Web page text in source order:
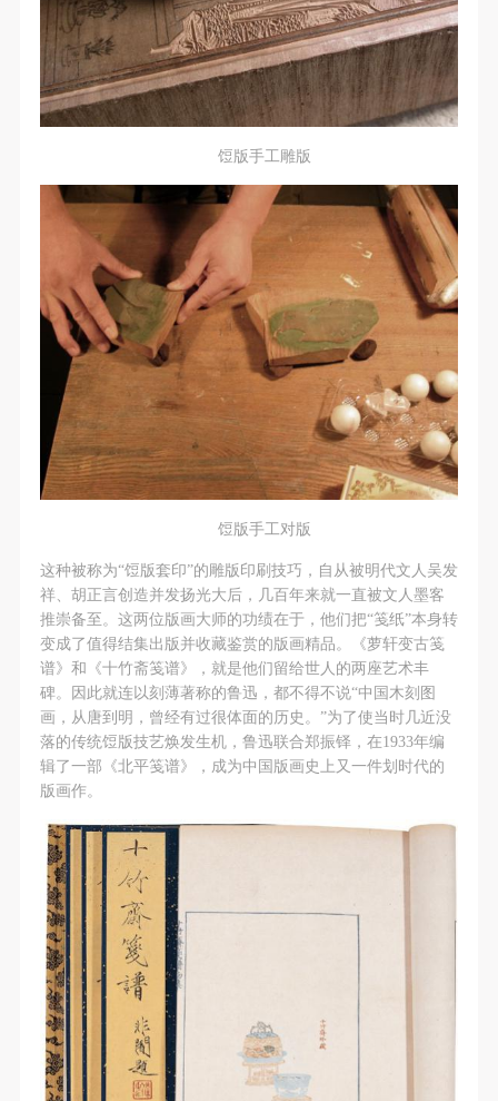
饾版手工雕版
饾版手工对版
这种被称为“饾版套印”的雕版印刷技巧，自从被明代文人吴发
祥、胡正言创造并发扬光大后，几百年来就一直被文人墨客
推崇备至。这两位版画大师的功绩在于，他们把“笺纸”本身转
变成了值得结集出版并收藏鉴赏的版画精品。《萝轩变古笺
谱》和《十竹斋笺谱》，就是他们留给世人的两座艺术丰
碑。因此就连以刻薄著称的鲁迅，都不得不说“中国木刻图
画，从唐到明，曾经有过很体面的历史。”为了使当时几近没
落的传统饾版技艺焕发生机，鲁迅联合郑振铎，在1933年编
辑了一部《北平笺谱》，成为中国版画史上又一件划时代的
版画作。
登录
可使用雅昌艺术网会员账户登录